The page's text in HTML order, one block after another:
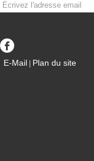
E-Mail
Plan du site